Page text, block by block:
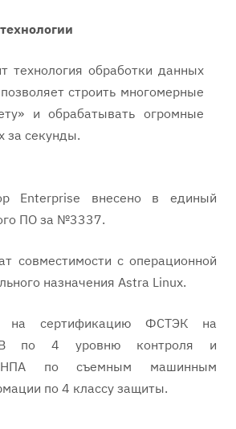
технология обработки данных
строить многомерные
и обрабатывать огромные
за секунды.
Enterprise внесено в единый
ПО за №3337.
совместимости с операционной
назначения Astra Linux.
на сертификацию ФСТЭК на
по 4 уровню контроля и
НПА по съемным машинным
по 4 классу защиты.